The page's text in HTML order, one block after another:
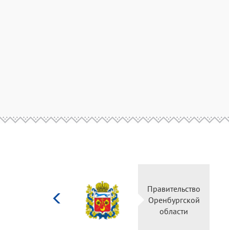
культуры
Российской
Правительство
Оренбургской
области